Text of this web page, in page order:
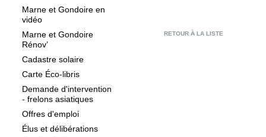
Marne et Gondoire en
vidéo
Marne et Gondoire
Rénov’
Cadastre solaire
Carte Éco-libris
Demande d'intervention
- frelons asiatiques
Offres d'emploi
Élus et délibérations
RETOUR À LA LISTE